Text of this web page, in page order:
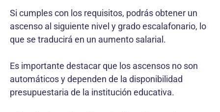
Si cumples con los requisitos, podrás obtener un
ascenso al siguiente nivel y grado escalafonario, lo
que se traducirá en un aumento salarial.
Es importante destacar que los ascensos no son
automáticos y dependen de la disponibilidad
presupuestaria de la institución educativa.